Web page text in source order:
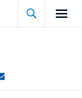
